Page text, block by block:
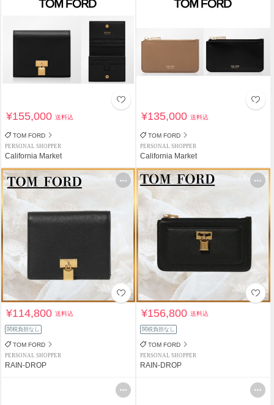
¥155,000送料込
TOM FORD
PERSONAL SHOPPER
California Market
¥135,000送料込
TOM FORD
PERSONAL SHOPPER
California Market
¥114,800送料込
関税負担なし
TOM FORD
PERSONAL SHOPPER
RAIN-DROP
¥156,800送料込
関税負担なし
TOM FORD
PERSONAL SHOPPER
RAIN-DROP